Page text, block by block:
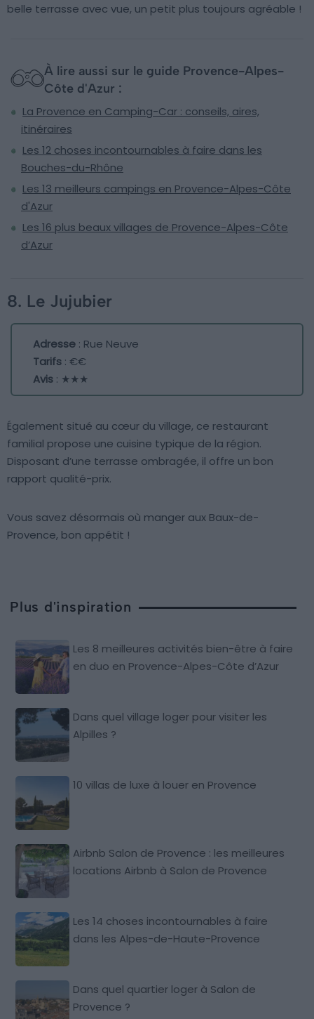
belle terrasse avec vue, un petit plus toujours agréable !
À lire aussi sur le guide Provence-Alpes-
Côte d'Azur :
La Provence en Camping-Car : conseils, aires,
itinéraires
Les 12 choses incontournables à faire dans les
Bouches-du-Rhône
Les 13 meilleurs campings en Provence-Alpes-Côte
d'Azur
Les 16 plus beaux villages de Provence-Alpes-Côte
d’Azur
8. Le Jujubier
Adresse : Rue Neuve
Tarifs : €€
Avis : ★★★
Également situé au cœur du village, ce restaurant
familial propose une cuisine typique de la région.
Disposant d’une terrasse ombragée, il offre un bon
rapport qualité-prix.
Vous savez désormais où manger aux Baux-de-
Provence, bon appétit !
Plus d'inspiration
Les 8 meilleures activités bien-être à faire
en duo en Provence-Alpes-Côte d’Azur
Dans quel village loger pour visiter les
Alpilles ?
10 villas de luxe à louer en Provence
Airbnb Salon de Provence : les meilleures
locations Airbnb à Salon de Provence
Les 14 choses incontournables à faire
dans les Alpes-de-Haute-Provence
Dans quel quartier loger à Salon de
Provence ?